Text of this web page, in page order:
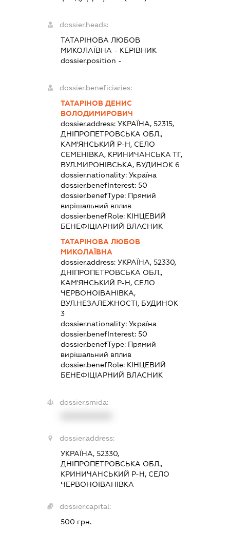
dossier.heads:
ТАТАРІНОВА ЛЮБОВ
МИКОЛАЇВНА - КЕРІВНИК
dossier.position -
dossier.beneficiaries:
ТАТАРІНОВ ДЕНИС
ВОЛОДИМИРОВИЧ
dossier.address:УКРАЇНА, 52315,
ДНІПРОПЕТРОВСЬКА ОБЛ.,
КАМ'ЯНСЬКИЙ Р-Н, СЕЛО
СЕМЕНІВКА, КРИНИЧАНСЬКА ТГ,
ВУЛ.МИРОНІВСЬКА, БУДИНОК 6
dossier.nationality:Україна
dossier.benefInterest:50
dossier.benefType: Прямий
вирішальний вплив
dossier.benefRole: КІНЦЕВИЙ
БЕНЕФІЦІАРНИЙ ВЛАСНИК
ТАТАРІНОВА ЛЮБОВ
МИКОЛАЇВНА
dossier.address:УКРАЇНА, 52330,
ДНІПРОПЕТРОВСЬКА ОБЛ.,
КАМ'ЯНСЬКИЙ Р-Н, СЕЛО
ЧЕРВОНОІВАНІВКА,
ВУЛ.НЕЗАЛЕЖНОСТІ, БУДИНОК
3
dossier.nationality:Україна
dossier.benefInterest:50
dossier.benefType: Прямий
вирішальний вплив
dossier.benefRole: КІНЦЕВИЙ
БЕНЕФІЦІАРНИЙ ВЛАСНИК
dossier.smida:
dossier.address:
УКРАЇНА, 52330,
ДНІПРОПЕТРОВСЬКА ОБЛ.,
КРИНИЧАНСЬКИЙ Р-Н, СЕЛО
ЧЕРВОНОІВАНІВКА
dossier.capital:
500 грн.